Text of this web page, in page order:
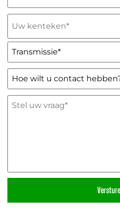
Uw
kenteken
Transmissie*
(Vereist)
Hoe
wilt
u
contact
hebben?
uw
vraag